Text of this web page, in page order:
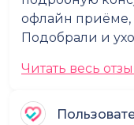
офлайн приёме,
Подобрали и
Читать весь